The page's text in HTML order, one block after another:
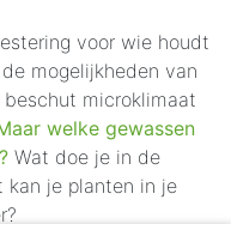
voor wie houdt
mogelijkheden van
microklimaat
welke gewassen
Wat doe je in de
kan je planten in je